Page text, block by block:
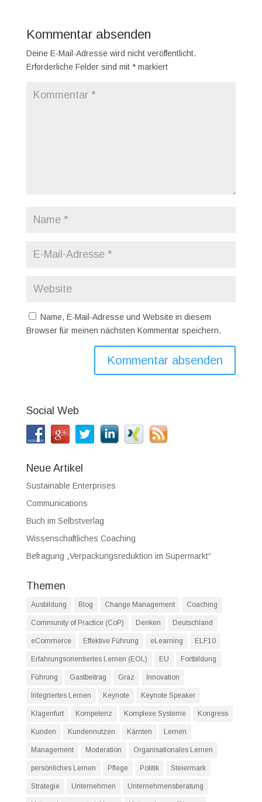
Kommentar absenden
Deine E-Mail-Adresse wird nicht veröffentlicht.
Erforderliche Felder sind mit *markiert
Name, E-Mail-Adresse und Website in diesem
Browser für meinen nächsten Kommentar speichern.
Social Web
Neue Artikel
Sustainable Enterprises
Communications
Buch im Selbstverlag
Wissenschaftliches Coaching
Befragung „Verpackungsreduktion im Supermarkt“
Themen
Ausbildung Blog Change Management Coaching
Community of Practice (CoP) Denken Deutschland
eCommerce Effektive Führung eLearning ELF10
Erfahrungsorientiertes Lernen (EOL) EU Fortbildung
Führung Gastbeitrag Graz Innovation
Integriertes Lernen Keynote Keynote Speaker
Klagenfurt Kompetenz Komplexe Systeme Kongress
Kunden Kundennutzen Kärnten Lernen
Management Moderation Organisationales Lernen
persönliches Lernen Pflege Politik Steiermark
Strategie Unternehmen Unternehmensberatung